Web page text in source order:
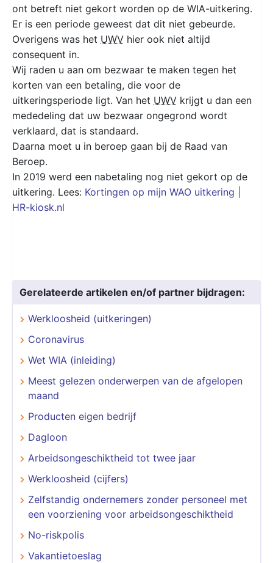
ont betreft niet gekort worden op de WIA-uitkering.
Er is een periode geweest dat dit niet gebeurde.
Overigens was het UWV hier ook niet altijd
consequent in.
Wij raden u aan om bezwaar te maken tegen het
korten van een betaling, die voor de
uitkeringsperiode ligt. Van het UWV krijgt u dan een
mededeling dat uw bezwaar ongegrond wordt
verklaard, dat is standaard.
Daarna moet u in beroep gaan bij de Raad van
Beroep.
In 2019 werd een nabetaling nog niet gekort op de
uitkering. Lees: Kortingen op mijn WAO uitkering |
HR-kiosk.nl
Gerelateerde artikelen en/of partner bijdragen:
Werkloosheid (uitkeringen)
Coronavirus
Wet WIA (inleiding)
Meest gelezen onderwerpen van de afgelopen
maand
Producten eigen bedrijf
Dagloon
Arbeidsongeschiktheid tot twee jaar
Werkloosheid (cijfers)
Zelfstandig ondernemers zonder personeel met
een voorziening voor arbeidsongeschiktheid
No-riskpolis
Vakantietoeslag